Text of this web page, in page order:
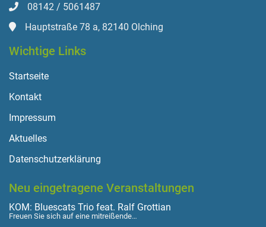
08142 / 5061487
Hauptstraße 78 a, 82140 Olching
Wichtige Links
Startseite
Kontakt
Impressum
Aktuelles
Datenschutzerklärung
Neu eingetragene Veranstaltungen
KOM: Bluescats Trio feat. Ralf Grottian
Freuen Sie sich auf eine mitreißende…